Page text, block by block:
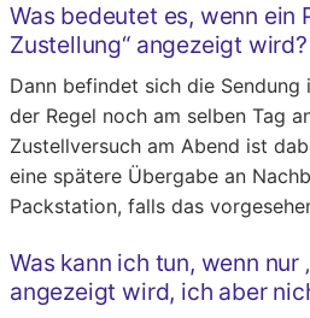
Was bedeutet es, wenn ein
Zustellung“ angezeigt wird?
Dann befindet sich die
der Regel noch am selben Tag
Zustellversuch am Abend ist
eine spätere Übergabe an
Packstation, falls das
Was kann ich tun, wenn nur
angezeigt wird, ich aber